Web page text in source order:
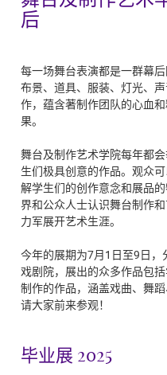
后
每一场舞台表演都是一群幕
布景、道具、服装、灯光、
作，蕴含著制作团队的心血
果。
舞台及制作艺术学院每年都
生们极具创意的作品。观众
解学生们的创作意念和展品
界和公众人士认识舞台制作
力军展开艺术生涯。
今年的展期为7月1日至9日
戏剧院，展出的众多作品包
制作的作品，涵盖戏曲、舞
请大家前来参观！
毕业展 2025